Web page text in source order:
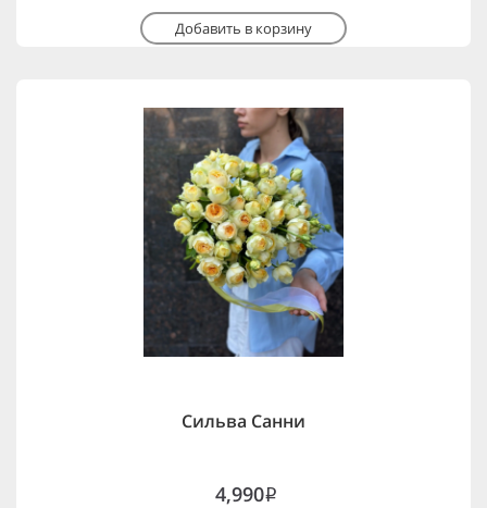
Добавить в корзину
Сильва Санни
4,990i